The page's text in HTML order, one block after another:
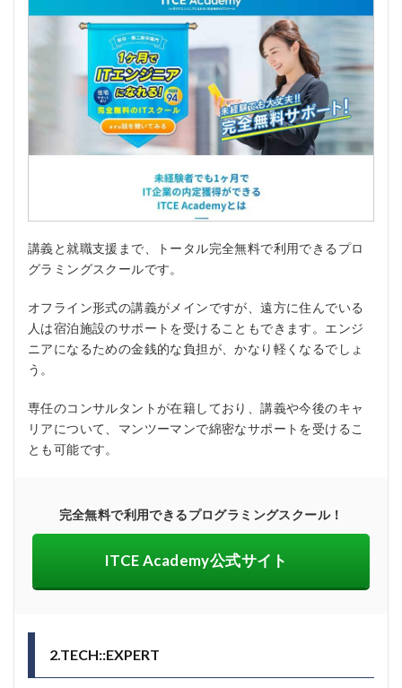
講義と就職支援まで、トータル完全無料で利用できるプロ
グラミングスクールです。
オフライン形式の講義がメインですが、遠方に住んでいる
人は宿泊施設のサポートを受けることもできます。エンジ
ニアになるための金銭的な負担が、かなり軽くなるでしょ
う。
専任のコンサルタントが在籍しており、講義や今後のキャ
リアについて、マンツーマンで綿密なサポートを受けるこ
とも可能です。
完全無料で利用できるプログラミングスクール！
ITCE Academy公式サイト
2.TECH::EXPERT